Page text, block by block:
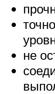
не